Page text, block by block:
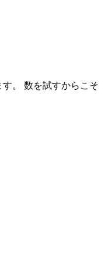
。 数を試すからこそ